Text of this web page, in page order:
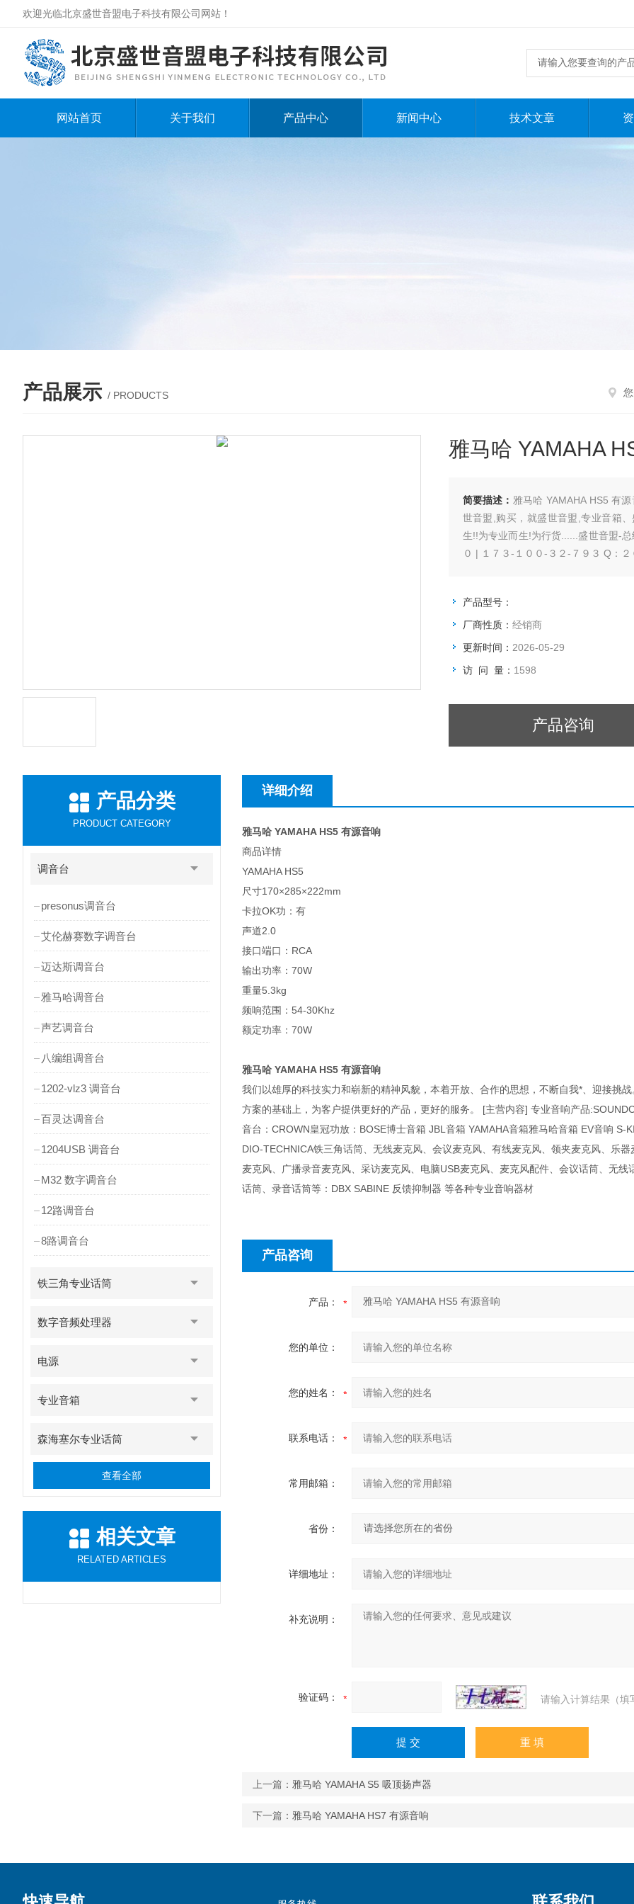
欢迎光临北京盛世音盟电子科技有限公司网站！
网站首页 关于我们 产品中心 新闻中心 技术文章
产品展示 / PRODUCTS
雅马哈 YAMAHA
简要描述： 雅马哈 YAMAHA HS5 有
世音盟,购买，就盛世音盟,专业音箱
生!!为专业而生!为行货......盛世音盟-
０ | １７３-１００-３２-７９３ Q：
产品型号：
厂商性质： 经销商
更新时间： 2026-05-29
访 问 量： 1598
产品咨询
产品分类
PRODUCT CATEGORY
调音台
presonus调音台
艾伦赫赛数字调音台
迈达斯调音台
雅马哈调音台
声艺调音台
八编组调音台
1202-vlz3 调音台
百灵达调音台
1204USB 调音台
M32 数字调音台
12路调音台
8路调音台
铁三角专业话筒
数字音频处理器
电源
专业音箱
森海塞尔专业话筒
查看全部
相关文章
RELATED ARTICLES
详细介绍
雅马哈 YAMAHA HS5 有源音响
商品详情
YAMAHA HS5
尺寸170×285×222mm
卡拉OK功：有
声道2.0
接口端口：RCA
输出功率：70W
重量5.3kg
频响范围：54-30Khz
额定功率：70W
雅马哈 YAMAHA HS5 有源音响
我们以雄厚的科技实力和崭新的精神风貌，本着开放、合作的思想，不断自我*、迎接挑
方案的基础上，为客户提供更好的产品，更好的服务。 [主营内容] 专业音响产品
音台：CROWN皇冠功放：BOSE博士音箱 JBL音箱 YAMAHA音箱雅马哈音箱 EV音响
DIO-TECHNICA铁三角话筒、无线麦克风、会议麦克风、有线麦克风、领夹麦克风、乐
麦克风、广播录音麦克风、采访麦克风、电脑USB麦克风、麦克风配件、会议话筒、无
话筒、录音话筒等：DBX SABINE 反馈抑制器 等各种专业音响器材
产品咨询
产品：
您的单位：
您的姓名：
联系电话：
常用邮箱：
省份：
详细地址：
补充说明：
验证码： 请输入计算结果（填
上一篇： 雅马哈 YAMAHA S5 吸顶扬声器
下一篇： 雅马哈 YAMAHA HS7 有源音响